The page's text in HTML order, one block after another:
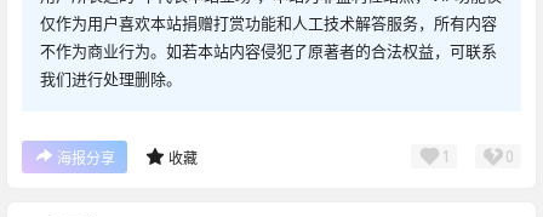
仅作为用户喜欢本站捐赠打赏功能和人工技术解答服务，所有内容
不作为商业行为。如若本站内容侵犯了原著者的合法权益，可联系
我们进行处理删除。
海报分享 收藏 1 0